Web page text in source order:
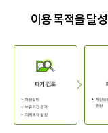
이용 목적을 달